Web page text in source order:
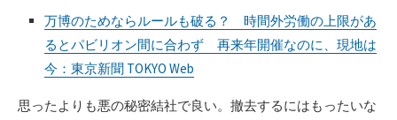
万博のためならルールも破る？ 時間外労働の上限があ
るとパビリオン間に合わず 再来年開催なのに、現地は
今：東京新聞 TOKYO Web
思ったよりも悪の秘密結社で良い。撤去するにはもったいな